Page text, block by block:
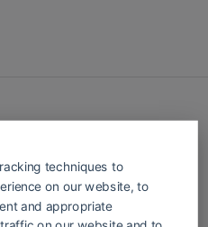
de recursos
con cerrajería.
techniques to
on our website, to
and appropriate